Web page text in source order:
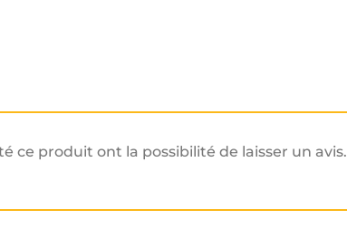
ce produit ont la possibilité de laisser un avis.